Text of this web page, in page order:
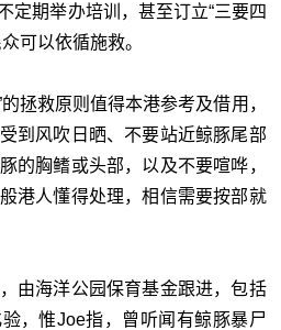
定期举办培训，甚至订立“三要四
可以依循施救。
拯救原则值得本港参考及借用，
到风吹日晒、不要站近鲸豚尾部
的胸鳍或头部，以及不要喧哗，
港人懂得处理，相信需要按部就
由海洋公园保育基金跟进，包括
，惟Joe指，曾听闻有鲸豚暴尸